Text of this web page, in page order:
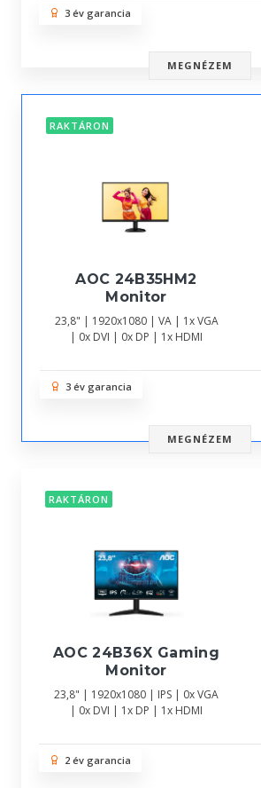
3 év garancia
MEGNÉZEM
RAKTÁRON
AOC 24B35HM2
Monitor
23,8" | 1920x1080 | VA | 1x VGA
| 0x DVI | 0x DP | 1x HDMI
3 év garancia
MEGNÉZEM
RAKTÁRON
AOC 24B36X Gaming
Monitor
23,8" | 1920x1080 | IPS | 0x VGA
| 0x DVI | 1x DP | 1x HDMI
2 év garancia